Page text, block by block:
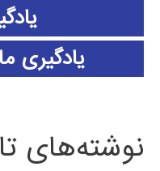
یادگیری
نوشته‌های